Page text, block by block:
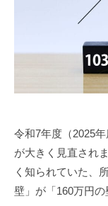
令和7年度（2025
が大きく見直され
く知られていた、
壁」が「160万円の